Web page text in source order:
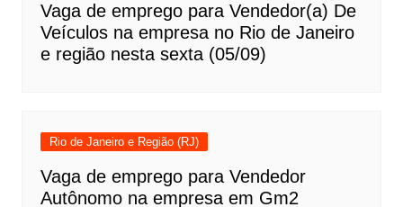
Vaga de emprego para Vendedor(a) De
Veículos na empresa no Rio de Janeiro
e região nesta sexta (05/09)
Rio de Janeiro e Região (RJ)
Vaga de emprego para Vendedor
Autônomo na empresa em Gm2